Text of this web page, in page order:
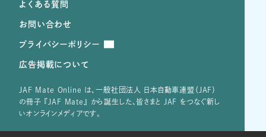
よくある質問
お問い合わせ
プライバシーポリシー
広告掲載について
JAF Mate Online は、⼀般社団法⼈ ⽇本⾃動⾞連盟（JAF）
の冊子 『JAF Mate』 から誕⽣した、皆さまと JAF をつなぐ新し
いオンラインメディアです。